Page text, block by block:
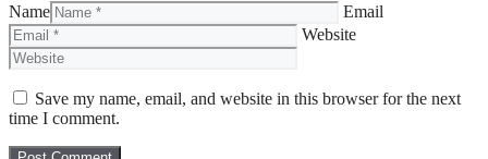
Name
Email
Website
Save my name, email, and website in this browser for the next
time I comment.